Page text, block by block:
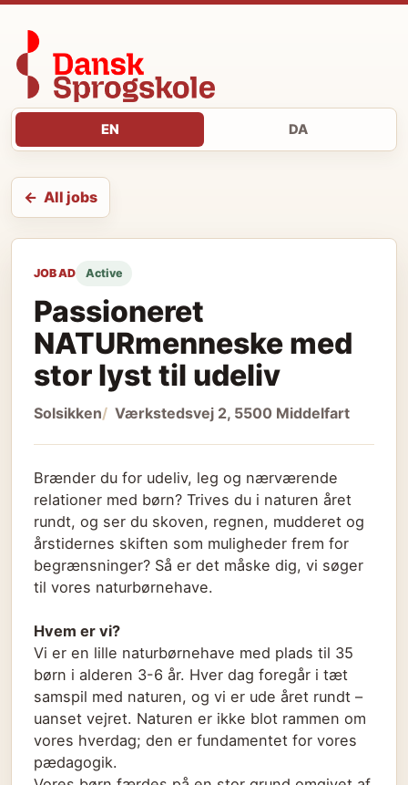
EN DA
All jobs
JOB AD Active
Passioneret
NATURmenneske med
stor lyst til udeliv
Solsikken Værkstedsvej 2, 5500 Middelfart
Brænder du for udeliv, leg og nærværende
relationer med børn? Trives du i naturen året
rundt, og ser du skoven, regnen, mudderet og
årstidernes skiften som muligheder frem for
begrænsninger? Så er det måske dig, vi søger
til vores naturbørnehave.
Hvem er vi?
Vi er en lille naturbørnehave med plads til 35
børn i alderen 3-6 år. Hver dag foregår i tæt
samspil med naturen, og vi er ude året rundt –
uanset vejret. Naturen er ikke blot rammen om
vores hverdag; den er fundamentet for vores
pædagogik.